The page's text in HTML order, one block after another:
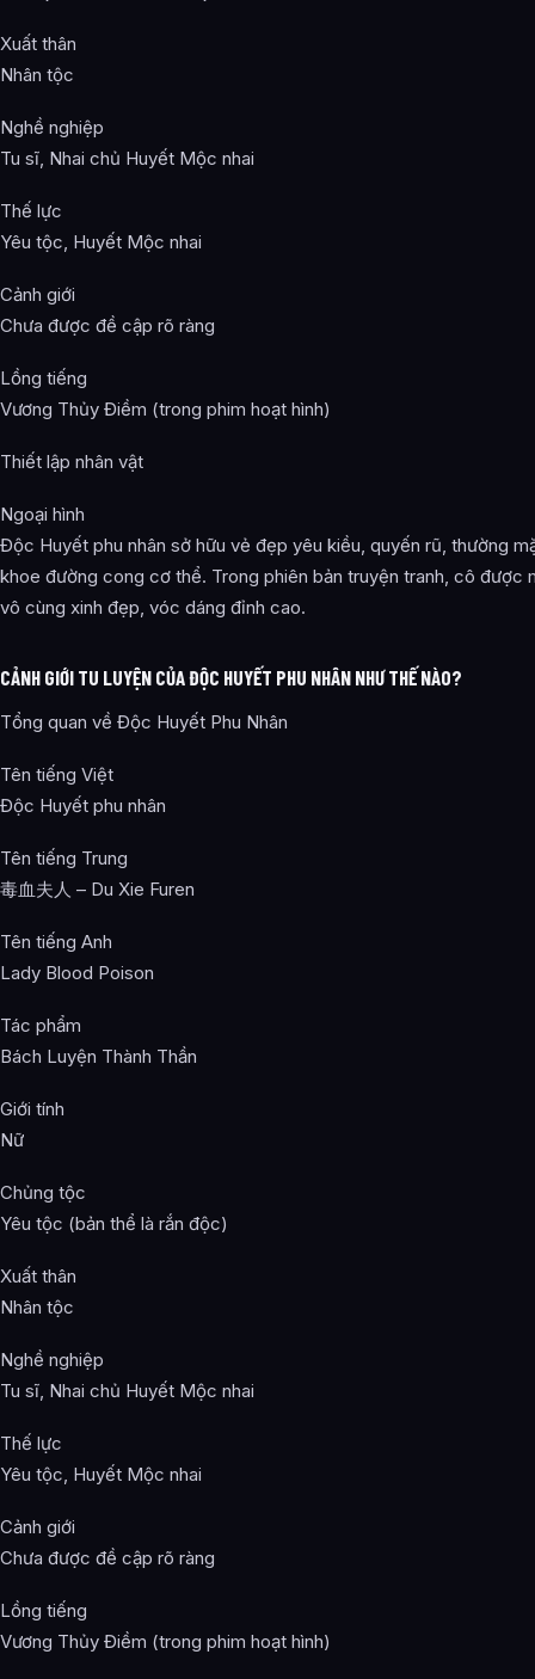
Xuất thân
Nhân tộc
Nghề nghiệp
Tu sĩ, Nhai chủ Huyết Mộc nhai
Thế lực
Yêu tộc, Huyết Mộc nhai
Cảnh giới
Chưa được đề cập rõ ràng
Lồng tiếng
Vương Thủy Điềm (trong phim hoạt hình)
Thiết lập nhân vật
Ngoại hình
Độc Huyết phu nhân sở hữu vẻ đẹp yêu kiều, quyến rũ, thường
khoe đường cong cơ thể. Trong phiên bản truyện tranh, cô được
vô cùng xinh đẹp, vóc dáng đỉnh cao.
CẢNH GIỚI TU LUYỆN CỦA ĐỘC HUYẾT PHU NHÂN NHƯ THẾ NÀO?
Tổng quan về Độc Huyết Phu Nhân
Tên tiếng Việt
Độc Huyết phu nhân
Tên tiếng Trung
毒血夫人 – Du Xie Furen
Tên tiếng Anh
Lady Blood Poison
Tác phẩm
Bách Luyện Thành Thần
Giới tính
Nữ
Chủng tộc
Yêu tộc (bản thể là rắn độc)
Xuất thân
Nhân tộc
Nghề nghiệp
Tu sĩ, Nhai chủ Huyết Mộc nhai
Thế lực
Yêu tộc, Huyết Mộc nhai
Cảnh giới
Chưa được đề cập rõ ràng
Lồng tiếng
Vương Thủy Điềm (trong phim hoạt hình)